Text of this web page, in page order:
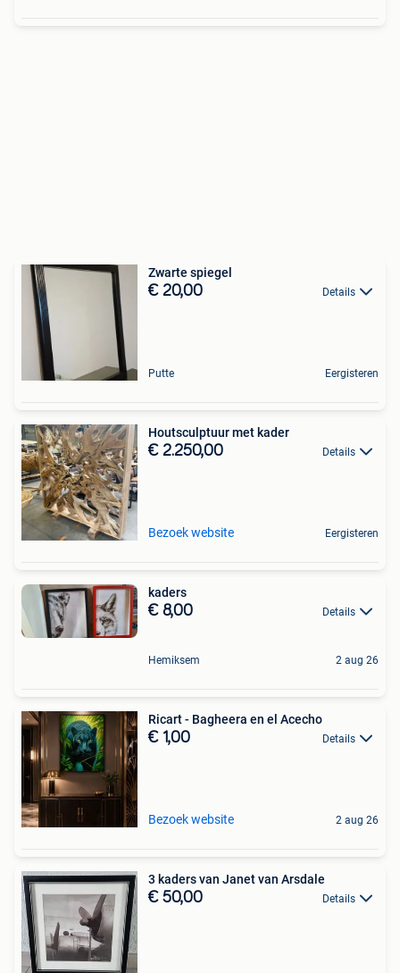
Zwarte spiegel
€ 20,00 Details
Putte Eergisteren
Houtsculptuur met kader
€ 2.250,00 Details
Bezoek website Eergisteren
kaders
€ 8,00 Details
Hemiksem 2 aug 26
Ricart - Bagheera en el Acecho
€ 1,00 Details
Bezoek website 2 aug 26
3 kaders van Janet van Arsdale
€ 50,00 Details